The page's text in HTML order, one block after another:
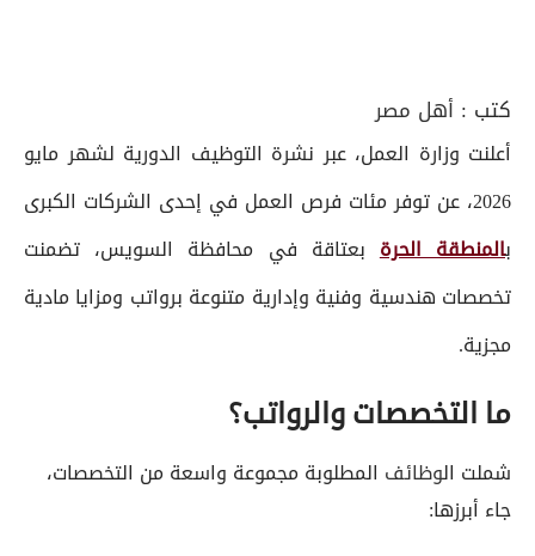
كتب : أهل مصر
أعلنت وزارة العمل، عبر نشرة التوظيف الدورية لشهر مايو
2026، عن توفر مئات فرص العمل في إحدى الشركات الكبرى
بالمنطقة الحرةبعتاقة في محافظة السويس، تضمنت
تخصصات هندسية وفنية وإدارية متنوعة برواتب ومزايا مادية
مجزية.
ما التخصصات والرواتب؟
شملت الوظائف المطلوبة مجموعة واسعة من التخصصات،
جاء أبرزها: